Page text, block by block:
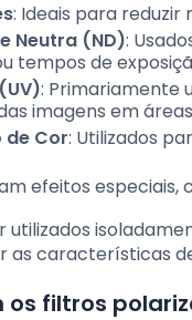
: Ideais para
Neutra (ND):
tempos de
: Primariamente
imagens em
de Cor: Utilizados
efeitos especiais,
utilizados
características
filtros